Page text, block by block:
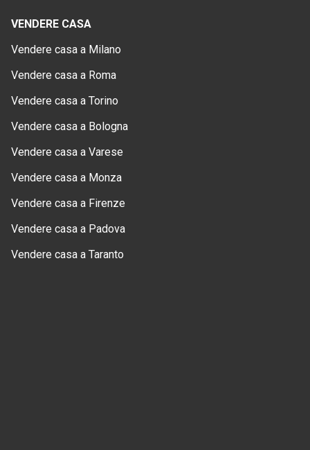
VENDERE CASA
Vendere casa a Milano
Vendere casa a Roma
Vendere casa a Torino
Vendere casa a Bologna
Vendere casa a Varese
Vendere casa a Monza
Vendere casa a Firenze
Vendere casa a Padova
Vendere casa a Taranto